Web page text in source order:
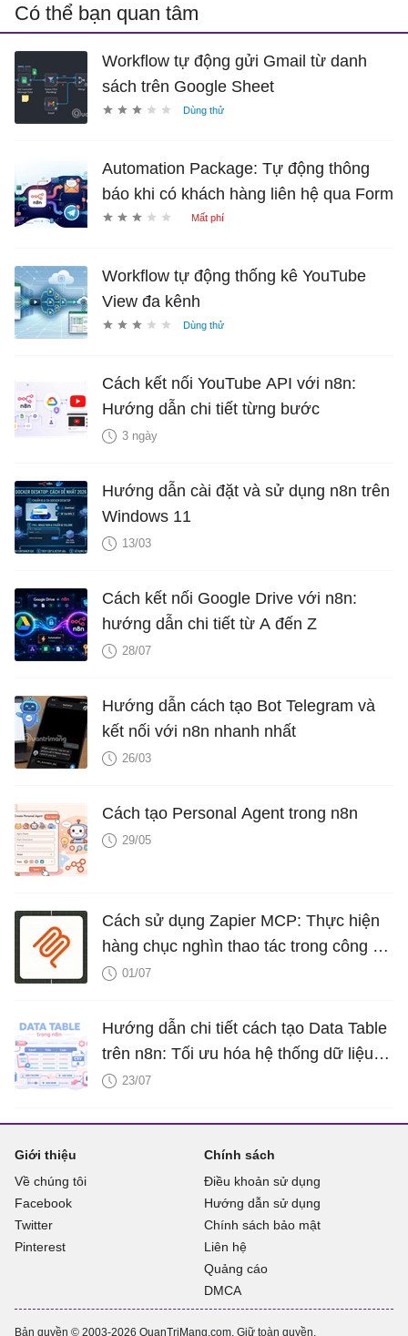
Có thể bạn quan tâm
Workflow tự động gửi Gmail từ danh
sách trên Google Sheet
Automation Package: Tự động thông
báo khi có khách hàng liên hệ qua Form
Workflow tự động thống kê YouTube
View đa kênh
Cách kết nối YouTube API với n8n:
Hướng dẫn chi tiết từng bước
3 ngày
Hướng dẫn cài đặt và sử dụng n8n trên
Windows 11
13/03
Cách kết nối Google Drive với n8n:
hướng dẫn chi tiết từ A đến Z
28/07
Hướng dẫn cách tạo Bot Telegram và
kết nối với n8n nhanh nhất
26/03
Cách tạo Personal Agent trong n8n
29/05
Cách sử dụng Zapier MCP: Thực hiện
hàng chục nghìn thao tác trong công cụ
AI của bạn
01/07
Hướng dẫn chi tiết cách tạo Data Table
trên n8n: Tối ưu hóa hệ thống dữ liệu tự
động23/07
Giới thiệu
Về chúng tôi
Facebook
Twitter
Pinterest
Chính sách
Điều khoản sử dụng
Hướng dẫn sử dụng
Chính sách bảo mật
Liên hệ
Quảng cáo
DMCA
Bản quyền © 2003-2026 QuanTriMang.com. Giữ toàn quyền.